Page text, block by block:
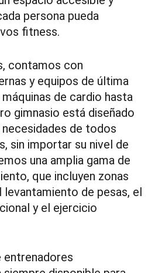
persona pueda
fitness.
contamos con
y equipos de última
de cardio hasta
gimnasio está diseñado
de todos
sin importar su nivel de
una amplia gama de
que incluyen zonas
de pesas, el
y el ejercicio
entrenadores